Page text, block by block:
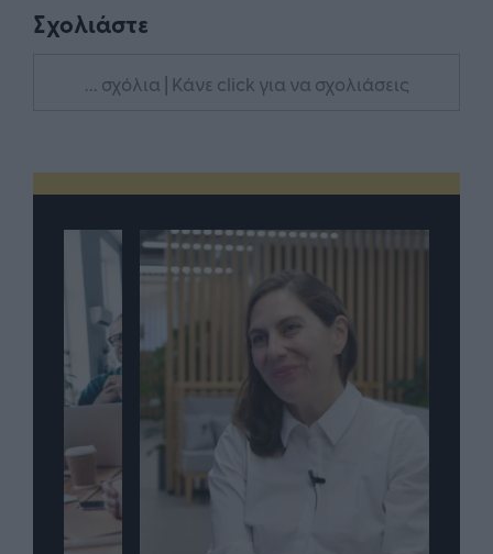
Σχολιάστε
... σχόλια | Κάνε click για να σχολιάσεις